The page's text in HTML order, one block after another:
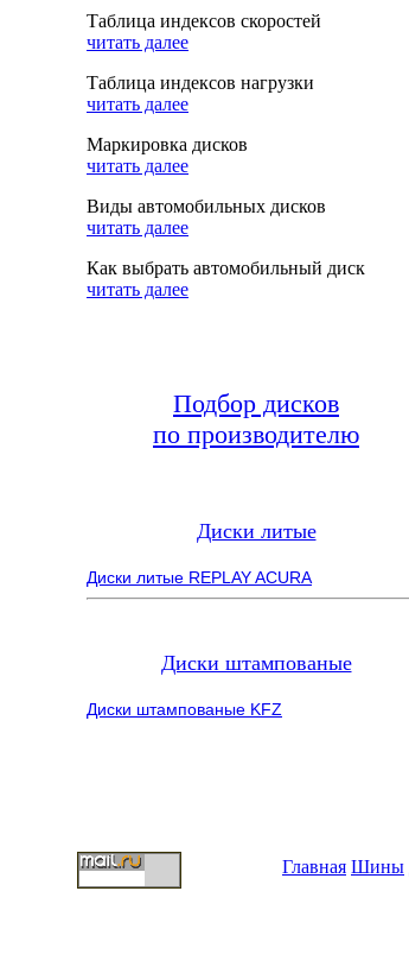
Таблица индексов скоростей
читать далее
Таблица индексов нагрузки
читать далее
Маркировка дисков
читать далее
Виды автомобильных дисков
читать далее
Как выбрать автомобильный диск
читать далее
Подбор дисков
по производителю
Диски литые
Диски литые REPLAY ACURA
Диски штампованые
Диски штампованые KFZ
Главная Шины